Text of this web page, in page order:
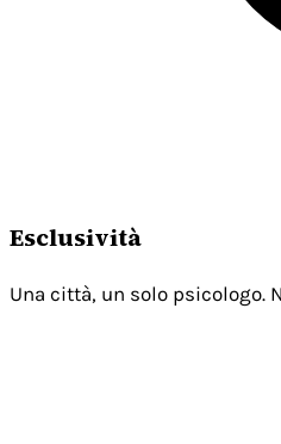
Esclusività
Una città, un solo psicologo.